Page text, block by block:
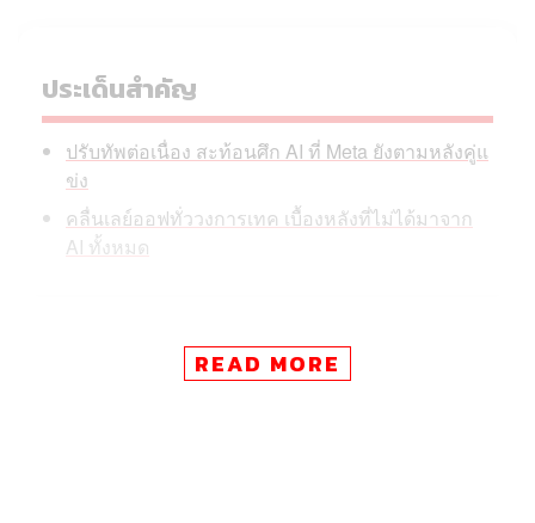
ประเด็นสำคัญ
ปรับทัพต่อเนื่อง สะท้อนศึก AI ที่ Meta ยังตามหลังคู่แ
ข่ง
คลื่นเลย์ออฟทั่ววงการเทค เบื้องหลังที่ไม่ได้มาจาก
AI ทั้งหมด
จาเนลล์ เกล ประธานเจ้าหน้าที่ฝ่ายบุคคลของ Meta ระบุใน
READ MORE